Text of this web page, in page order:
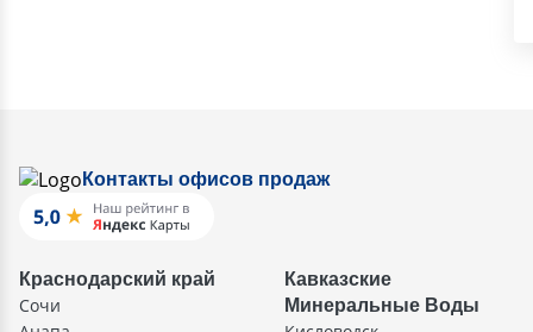
Контакты офисов продаж
Краснодарский край
Сочи
Кавказские
Минеральные Воды